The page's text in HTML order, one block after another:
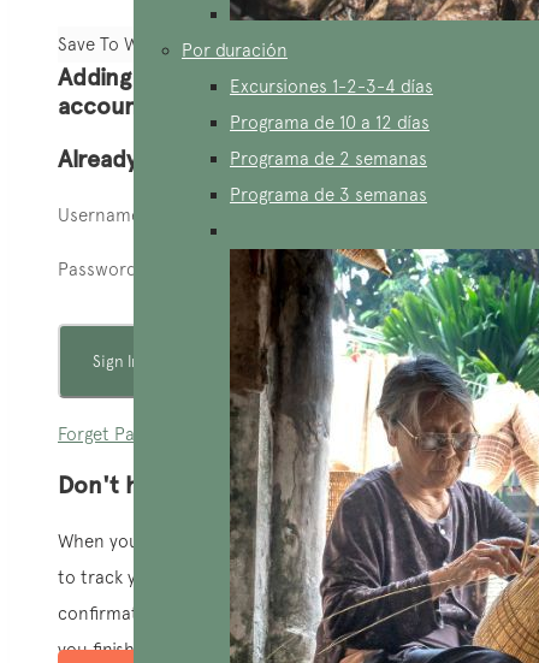
Por duración
Excursiones 1-2-3-4 días
Programa de 10 a 12 días
Programa de 2 semanas
Programa de 3 semanas
Save To Wish List
Adding item to wishlist requires an
account
Already A Member?
Username or E-mail
Password
Forget Password?
Don't have an account? Create one.
When you book with an account, you will be able
to track your payment status, track the
confirmation and you can also rate the tour after
you finished the tour.